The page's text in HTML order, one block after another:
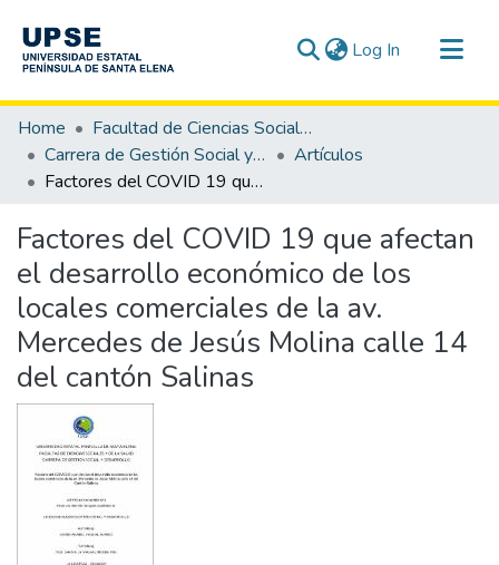
Log In (current)
Communities & Collections
All of DSpace
Statistics
Home
Facultad de Ciencias Sociales y de la Salud
Carrera de Gestión Social y Desarrollo
Artículos
Factores del COVID 19 que afectan el desarrollo económico de los locales comerciales de la av. Mercedes de Jesús Molina calle 14 del cantón Salinas
Factores del COVID 19 que afectan
el desarrollo económico de los
locales comerciales de la av.
Mercedes de Jesús Molina calle 14
del cantón Salinas